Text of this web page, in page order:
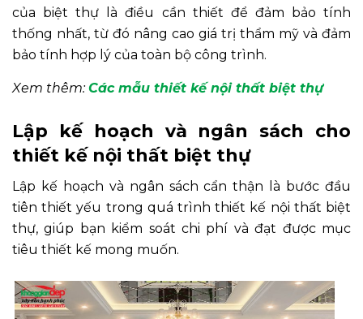
của biệt thự là điều cần thiết để đảm bảo tính
thống nhất, từ đó nâng cao giá trị thẩm mỹ và đảm
bảo tính hợp lý của toàn bộ công trình.
Xem thêm:Các mẫu thiết kế nội thất biệt thự
Lập kế hoạch và ngân sách cho
thiết kế nội thất biệt thự
Lập kế hoạch và ngân sách cẩn thận là bước đầu
tiên thiết yếu trong quá trình thiết kế nội thất biệt
thự, giúp bạn kiểm soát chi phí và đạt được mục
tiêu thiết kế mong muốn.